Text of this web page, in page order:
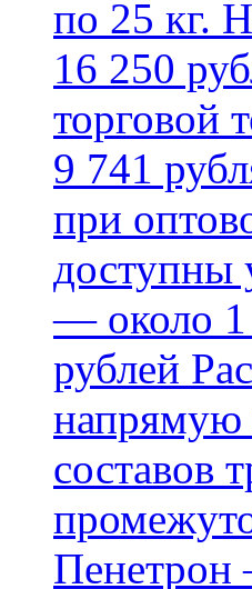
по 25 кг.
16 250
торговой
9 741
при
доступны
— около 1
рублей
напрямую
составов
Пенетрон